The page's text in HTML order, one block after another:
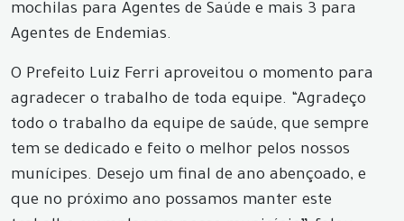
mochilas para Agentes de Saúde e mais 3 para
Agentes de Endemias.
O Prefeito Luiz Ferri aproveitou o momento para
agradecer o trabalho de toda equipe. “Agradeço
todo o trabalho da equipe de saúde, que sempre
tem se dedicado e feito o melhor pelos nossos
munícipes. Desejo um final de ano abençoado, e
que no próximo ano possamos manter este